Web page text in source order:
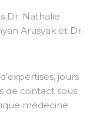
Dr. Nathalie
Arusyak et Dr.
jours
de contact sous
médecine